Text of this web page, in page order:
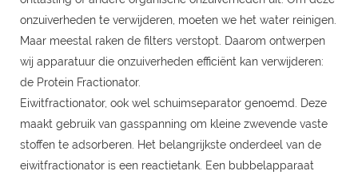
onzuiverheden te verwijderen, moeten we het water reinigen.
Maar meestal raken de filters verstopt. Daarom ontwerpen
wij apparatuur die onzuiverheden efficiënt kan verwijderen:
de Protein Fractionator.
Eiwitfractionator, ook wel schuimseparator genoemd. Deze
maakt gebruik van gasspanning om kleine zwevende vaste
stoffen te adsorberen. Het belangrijkste onderdeel van de
eiwitfractionator is een reactietank. Een bubbelapparaat